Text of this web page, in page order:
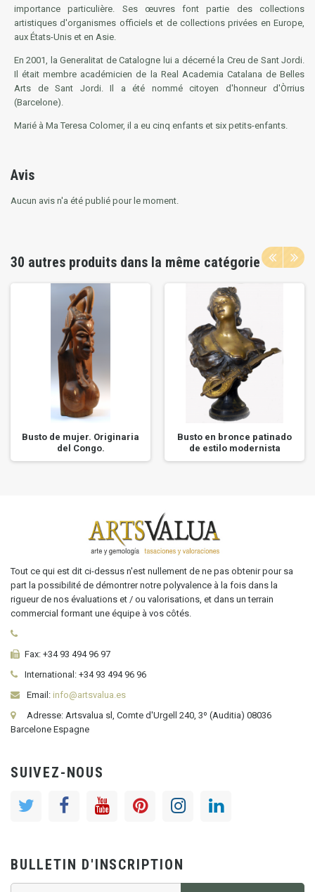
importance particulière. Ses œuvres font partie des collections
artistiques d'organismes officiels et de collections privées en Europe,
aux États-Unis et en Asie.
En 2001, la Generalitat de Catalogne lui a décerné la Creu de Sant Jordi.
Il était membre académicien de la Real Academia Catalana de Belles
Arts de Sant Jordi. Il a été nommé citoyen d'honneur d'Òrrius
(Barcelone).
Marié à Ma Teresa Colomer, il a eu cinq enfants et six petits-enfants.
Avis
Aucun avis n'a été publié pour le moment.
30 autres produits dans la même catégorie
Busto de mujer. Originaria
del Congo.
Busto en bronce patinado
de estilo modernista
Tout ce qui est dit ci-dessus n'est nullement de ne pas obtenir pour sa
part la possibilité de démontrer notre polyvalence à la fois dans la
rigueur de nos évaluations et / ou valorisations, et dans un terrain
commercial formant une équipe à vos côtés.
Fax: +34 93 494 96 97
International: +34 93 494 96 96
Email: info@artsvalua.es
Adresse: Artsvalua sl, Comte d'Urgell 240, 3º (Auditia) 08036
Barcelone Espagne
SUIVEZ-NOUS
BULLETIN D'INSCRIPTION